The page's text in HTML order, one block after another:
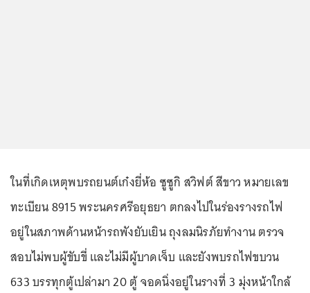
ในที่เกิดเหตุพบรถยนต์เก๋งยี่ห้อ ซูซูกิ สวิฟต์ สีขาว หมายเลข
ทะเบียน 8915 พระนครศรีอยุธยา ตกลงไปในร่องรางรถไฟ
อยู่ในสภาพด้านหน้ารถพังยับเยิน ถุงลมนิรภัยทำงาน ตรวจ
สอบไม่พบผู้ขับขี่ และไม่มีผู้บาดเจ็บ และยังพบรถไฟขบวน
633 บรรทุกตู้เปล่ามา 20 ตู้ จอดนิ่งอยู่ในรางที่ 3 มุ่งหน้าใกล้